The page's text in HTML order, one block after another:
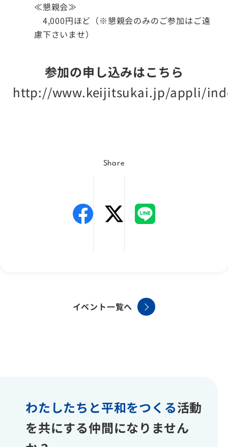
≪懇親会≫
4,000円ほど（※懇親会のみのご参加はご遠
慮下さいませ）
参加の申し込みはこちら
http://www.keijitsukai.jp/appli/
Share
イベント一覧へ
わたしたちと平和をつくる活動
を共にする仲間になりません